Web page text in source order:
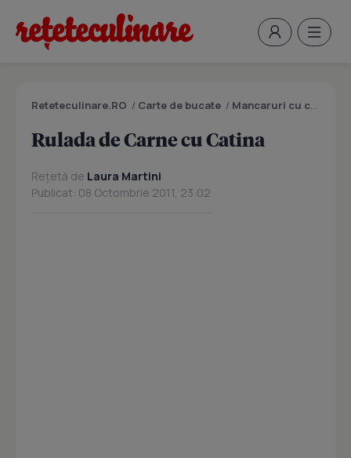
Reteteculinare.RO / Carte de bucate / Mancaruri cu carne
Rulada de Carne cu Catina
Rețetă de Laura Martini
Publicat: 08 Octombrie 2011, 23:02